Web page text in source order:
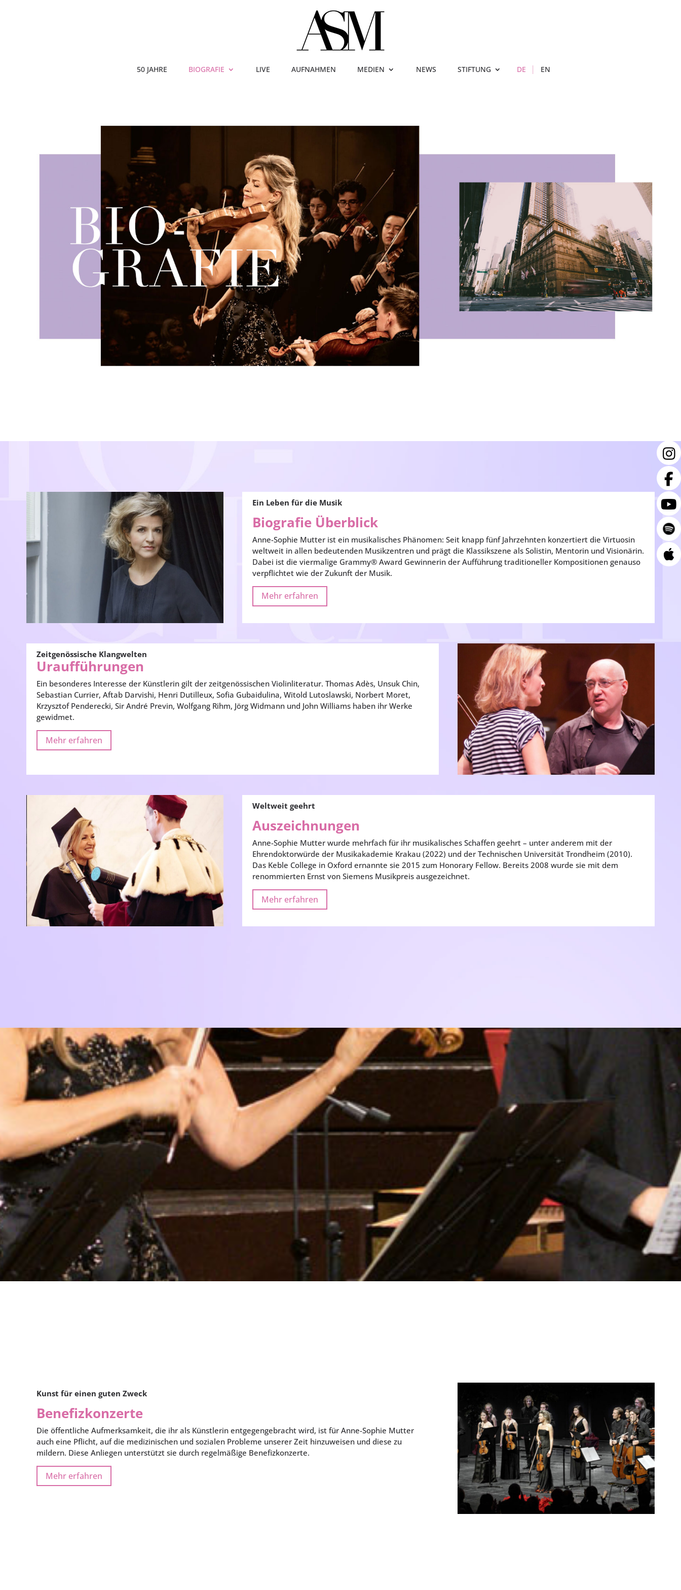
50 JAHRE BIOGRAFIE LIVE AUFNAHMEN MEDIEN NEWS STIFTUNG DE EN
Ein Leben für die Musik
Biografie Überblick
Anne-Sophie Mutter ist ein musikalisches Phänomen: Seit knapp fünf Jahrzehnten konzertiert die Virtuosin
weltweit in allen bedeutenden Musikzentren und prägt die Klassikszene als Solistin, Mentorin und Visionärin.
Dabei ist die viermalige Grammy® Award Gewinnerin der Aufführung traditioneller Kompositionen genauso
verpflichtet wie der Zukunft der Musik.
Mehr erfahren
Zeitgenössische Klangwelten
Uraufführungen
Ein besonderes Interesse der Künstlerin gilt der zeitgenössischen Violinliteratur. Thomas Adès, Unsuk Chin,
Sebastian Currier, Aftab Darvishi, Henri Dutilleux, Sofia Gubaidulina, Witold Lutoslawski, Norbert Moret,
Krzysztof Penderecki, Sir André Previn, Wolfgang Rihm, Jörg Widmann und John Williams haben ihr Werke
gewidmet.
Mehr erfahren
Weltweit geehrt
Auszeichnungen
Anne-Sophie Mutter wurde mehrfach für ihr musikalisches Schaffen geehrt – unter anderem mit der
Ehrendoktorwürde der Musikakademie Krakau (2022) und der Technischen Universität Trondheim (2010).
Das Keble College in Oxford ernannte sie 2015 zum Honorary Fellow. Bereits 2008 wurde sie mit dem
renommierten Ernst von Siemens Musikpreis ausgezeichnet.
Mehr erfahren
Kunst für einen guten Zweck
Benefizkonzerte
Die öffentliche Aufmerksamkeit, die ihr als Künstlerin entgegengebracht wird, ist für Anne-Sophie Mutter
auch eine Pflicht, auf die medizinischen und sozialen Probleme unserer Zeit hinzuweisen und diese zu
mildern. Diese Anliegen unterstützt sie durch regelmäßige Benefizkonzerte.
Mehr erfahren